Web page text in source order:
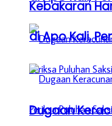
Dugaan
Kebakaran
di Apo Kali,